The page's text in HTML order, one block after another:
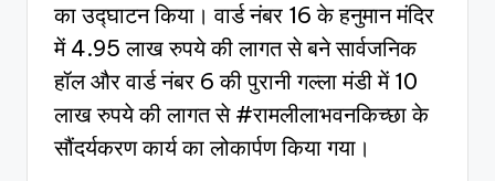
का उद्घाटन किया। वार्ड नंबर 16 के हनुमान मंदिर
में 4.95 लाख रुपये की लागत से बने सार्वजनिक
हॉल और वार्ड नंबर 6 की पुरानी गल्ला मंडी में 10
लाख रुपये की लागत से #रामलीलाभवनकिच्छा के
सौंदर्यकरण कार्य का लोकार्पण किया गया।